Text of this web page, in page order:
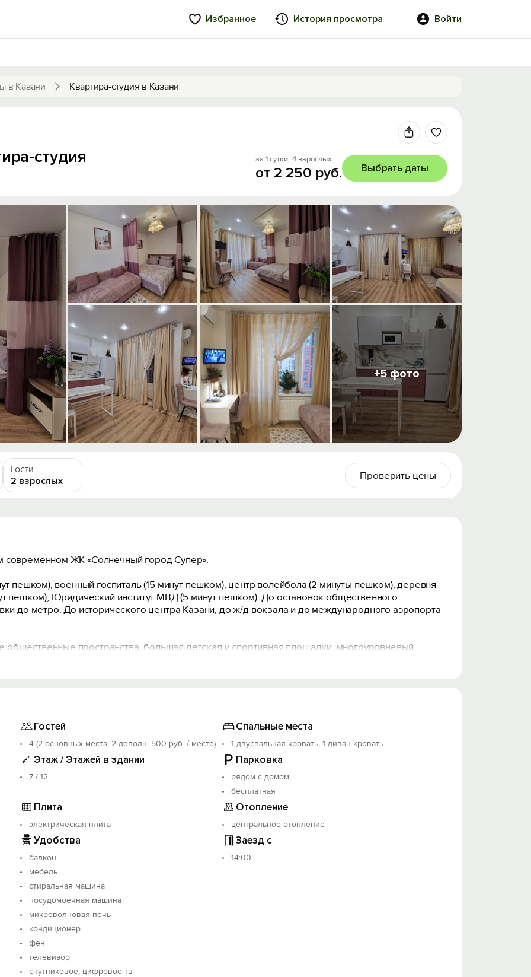
Избранное История просмотра Войти
в Казани Квартира-студия в Казани
+5 фото
студия за 1 сутки, 4 взрослых
от 2 250 руб. Выбрать даты
Гости
2 взрослых
Проверить цены
ЖК «Солнечный город Супер».
пешком), военный госпиталь (15 минут пешком), центр волейбола (2 минуты пешком), деревня
пешком), Юридический институт МВД (5 минут пешком). До остановок общественного
до метро. До исторического центра Казани, до ж/д вокзала и до международного аэропорта
пространства, большая детская и спортивная площадки, многоуровневый
плита, посудомоечная машина, холодильник, микроволновка, посуда, ТВ, бесплатный вай-
белье, полотенца, халаты, предметы личной гигиены, гардеробная, балкон. Вся
от 2-х суток).
согласованию возможен ранний заезд.
последующий час оплачивается дополнительно.
личность (паспорт). Страховой депозит 3000 руб., возвращается при выезде при
всех правил проживания.
мероприятий, а также лицам моложе 21 года.
в квартире, на балконе и в подъезде запрещено.
и немедленное выселение гостей.
дней, а также количества гостей, цена может меняться.
Гостей
4 (2 основных места, 2 дополн. 500 руб. / место)
Спальные места
1 двуспальная кровать, 1 диван-кровать
Этаж / Этажей в здании
7 / 12
Парковка
рядом с домом
бесплатная
Плита
электрическая плита
Отопление
центральное отопление
Удобства
балкон
мебель
стиральная машина
посудомоечная машина
микроволновая печь
кондиционер
фен
телевизор
спутниковое, цифровое тв
Заезд с
14:00